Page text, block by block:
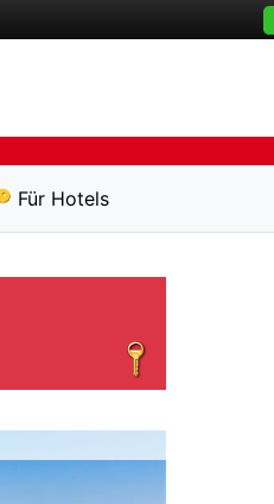
Für Hotels